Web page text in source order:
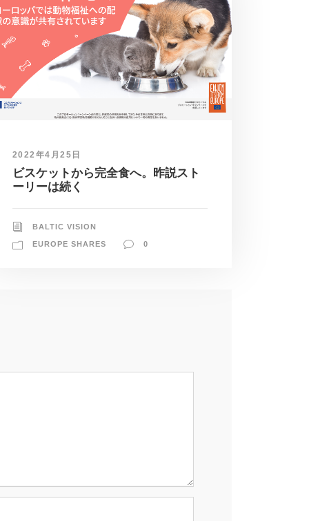
2022年4月25日
ビスケットから完全食へ。昨説スト
ーリーは続く
BALTIC VISION
EUROPE SHARES 0